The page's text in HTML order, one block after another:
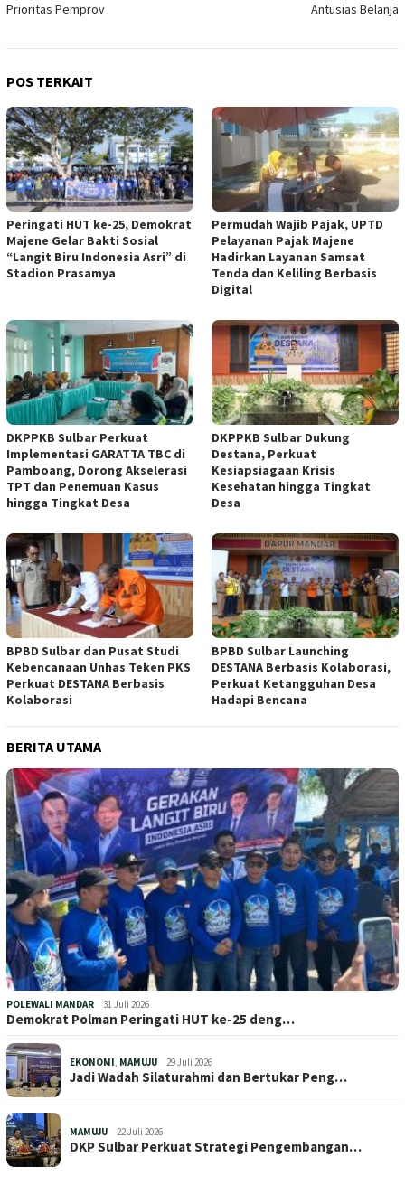
Prioritas Pemprov
Antusias Belanja
POS TERKAIT
Peringati HUT ke-25, Demokrat
Majene Gelar Bakti Sosial
“Langit Biru Indonesia Asri” di
Stadion Prasamya
Permudah Wajib Pajak, UPTD
Pelayanan Pajak Majene
Hadirkan Layanan Samsat
Tenda dan Keliling Berbasis
Digital
DKPPKB Sulbar Perkuat
Implementasi GARATTA TBC di
Pamboang, Dorong Akselerasi
TPT dan Penemuan Kasus
hingga Tingkat Desa
DKPPKB Sulbar Dukung
Destana, Perkuat
Kesiapsiagaan Krisis
Kesehatan hingga Tingkat
Desa
BPBD Sulbar dan Pusat Studi
Kebencanaan Unhas Teken PKS
Perkuat DESTANA Berbasis
Kolaborasi
BPBD Sulbar Launching
DESTANA Berbasis Kolaborasi,
Perkuat Ketangguhan Desa
Hadapi Bencana
BERITA UTAMA
POLEWALI MANDAR 31 Juli 2026
Demokrat Polman Peringati HUT ke-25 deng…
EKONOMI, MAMUJU 29 Juli 2026
Jadi Wadah Silaturahmi dan Bertukar Peng…
MAMUJU 22 Juli 2026
DKP Sulbar Perkuat Strategi Pengembangan…